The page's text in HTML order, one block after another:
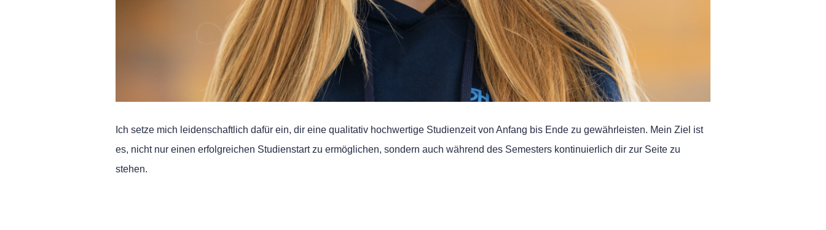
Ich setze mich leidenschaftlich dafür ein, dir eine qualitativ hochwertige Studienzeit von Anfang bis Ende zu gewährleisten. Mein Ziel ist
es, nicht nur einen erfolgreichen Studienstart zu ermöglichen, sondern auch während des Semesters kontinuierlich dir zur Seite zu
stehen.